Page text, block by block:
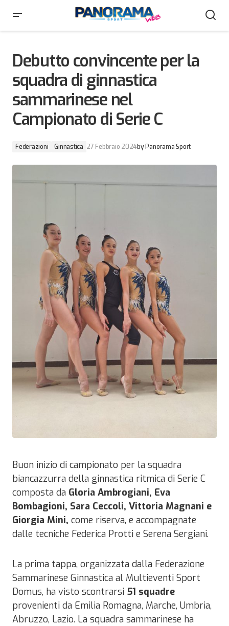
Debutto convincente per la
squadra di ginnastica
sammarinese nel
Campionato di Serie C
Federazioni Ginnastica 27 Febbraio 2024by Panorama Sport
Buon inizio di campionato per la squadra
biancazzurra della ginnastica ritmica di Serie C
composta da Gloria Ambrogiani, Eva
Bombagioni, Sara Ceccoli, Vittoria Magnani e
Giorgia Mini, come riserva, e accompagnate
dalle tecniche Federica Protti e Serena Sergiani.
La prima tappa, organizzata dalla Federazione
Sammarinese Ginnastica al Multieventi Sport
Domus, ha visto scontrarsi 51 squadre
provenienti da Emilia Romagna, Marche, Umbria,
Abruzzo, Lazio. La squadra sammarinese ha